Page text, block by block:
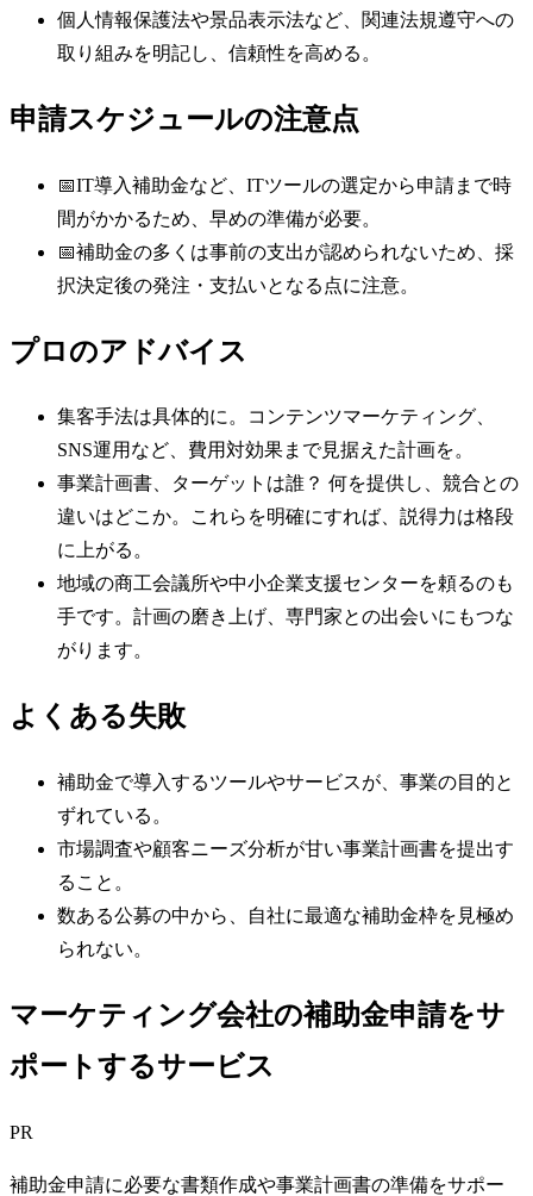
個人情報保護法や景品表示法など、関連法規遵守への
取り組みを明記し、信頼性を高める。
申請スケジュールの注意点
📅IT導入補助金など、ITツールの選定から申請まで時
間がかかるため、早めの準備が必要。
📅補助金の多くは事前の支出が認められないため、採
択決定後の発注・支払いとなる点に注意。
プロのアドバイス
集客手法は具体的に。コンテンツマーケティング、
SNS運用など、費用対効果まで見据えた計画を。
事業計画書、ターゲットは誰？ 何を提供し、競合との
違いはどこか。これらを明確にすれば、説得力は格段
に上がる。
地域の商工会議所や中小企業支援センターを頼るのも
手です。計画の磨き上げ、専門家との出会いにもつな
がります。
よくある失敗
補助金で導入するツールやサービスが、事業の目的と
ずれている。
市場調査や顧客ニーズ分析が甘い事業計画書を提出す
ること。
数ある公募の中から、自社に最適な補助金枠を見極め
られない。
マーケティング会社の補助金申請をサ
ポートするサービス
PR
補助金申請に必要な書類作成や事業計画書の準備をサポー